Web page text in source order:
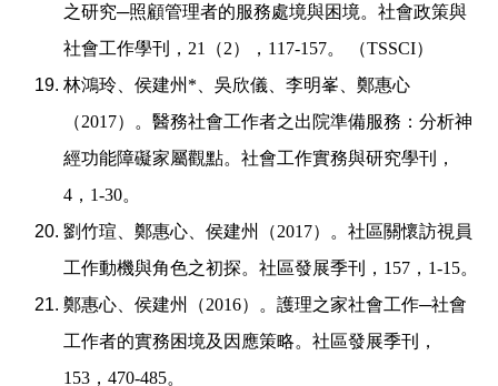
之研究─照顧管理者的服務處境與困境。社會政策與
社會工作學刊， 21 （2）， 117-157。 （TSSCI）
林鴻玲、侯建州 * 、吳欣儀、李明峯、鄭惠心
（2017）。醫務社會工作者之出院準備服務：分析神
經功能障礙家屬觀點。社會工作實務與研究學刊，
4 ， 1-30。
劉竹瑄、鄭惠心、侯建州（2017）。社區關懷訪視員
工作動機與角色之初探。社區發展季刊， 157 ， 1-15。
鄭惠心、侯建州（2016）。護理之家社會工作─社會
工作者的實務困境及因應策略。社區發展季刊，
153 ， 470-485。